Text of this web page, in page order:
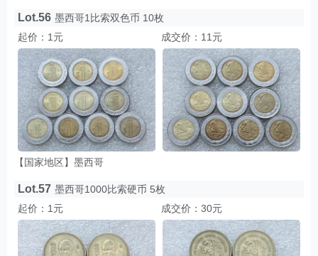
Lot.56 墨西哥1比索双色币 10枚
起价：1元
成交价：11元
【国家地区】墨西哥
Lot.57 墨西哥1000比索硬币 5枚
起价：1元
成交价：30元